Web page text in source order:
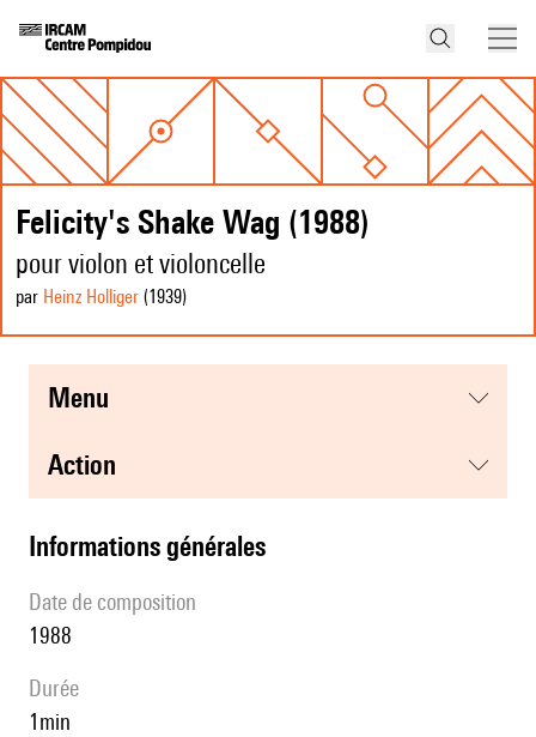
Felicity's Shake Wag (1988)
pour violon et violoncelle
par Heinz Holliger (1939)
menu
action
informations générales
date de composition
1988
durée
1min